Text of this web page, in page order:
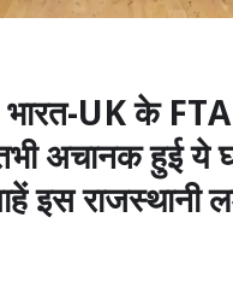
UK के FTA
अचानक हुई ये
इस राजस्थानी